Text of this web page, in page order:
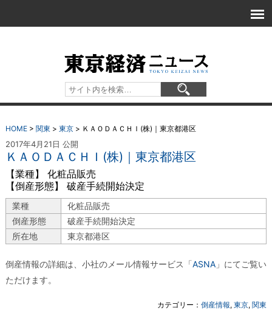
HOME> 関東 > 東京> ＫＡＯＤＡＣＨＩ(株)｜東京都港区
2017年4月21日 公開
ＫＡＯＤＡＣＨＩ(株)｜東京都港区
【業種】 化粧品販売
【倒産形態】 破産手続開始決定
業種
化粧品販売
倒産形態
破産手続開始決定
所在地
東京都港区
倒産情報の詳細は、小社のメール情報サービス「ASNA 」にてご覧い
ただけます。
カテゴリー：倒産情報,東京,関東